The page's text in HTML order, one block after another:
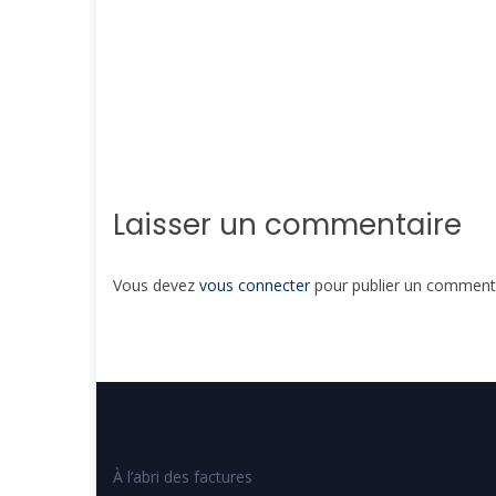
Laisser un commentaire
Vous devez vous connecterpour publier un
À l’abri des factures